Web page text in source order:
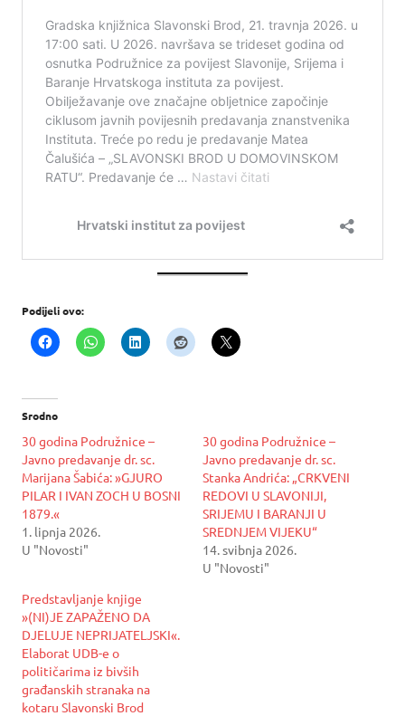
Podijeli ovo:
Srodno
30 godina Podružnice –
Javno predavanje dr. sc.
Marijana Šabića: »GJURO
PILAR I IVAN ZOCH U BOSNI
1879.«
1. lipnja 2026.
U "Novosti"
30 godina Podružnice –
Javno predavanje dr. sc.
Stanka Andrića: „CRKVENI
REDOVI U SLAVONIJI,
SRIJEMU I BARANJI U
SREDNJEM VIJEKU“
14. svibnja 2026.
U "Novosti"
Predstavljanje knjige
»(NI)JE ZAPAŽENO DA
DJELUJE NEPRIJATELJSKI«.
Elaborat UDB-e o
političarima iz bivših
građanskih stranaka na
kotaru Slavonski Brod